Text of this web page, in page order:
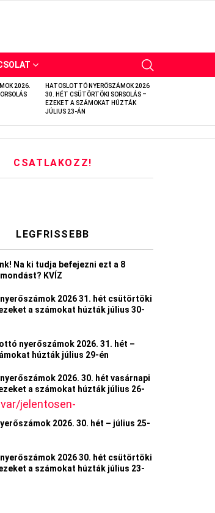
2026.
HATOSLOTTÓ NYERŐSZÁMOK 2026
30. HÉT CSÜTÖRTÖKI SORSOLÁS –
EZEKET A SZÁMOKAT HÚZTÁK
JÚLIUS 23-ÁN
jelentosen-
CSATLAKOZZ!
LEGFRISSEBB
Na ki tudja befejezni ezt a 8
KVÍZ
2026 31. hét csütörtöki
a számokat húzták július 30-
nyerőszámok 2026. 31. hét –
húzták július 29-én
2026. 30. hét vasárnapi
a számokat húzták július 26-
2026. 30. hét – július 25-
2026 30. hét csütörtöki
a számokat húzták július 23-